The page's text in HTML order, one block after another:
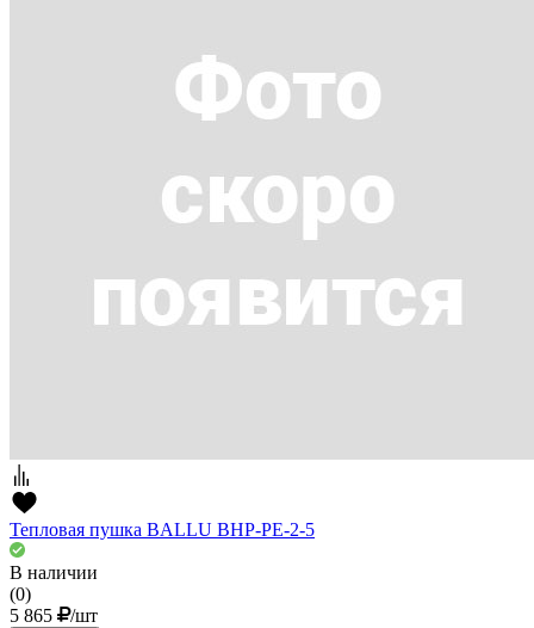
Тепловая пушка BALLU ВНР-PE-2-5
В наличии
(0)
5 865
/шт